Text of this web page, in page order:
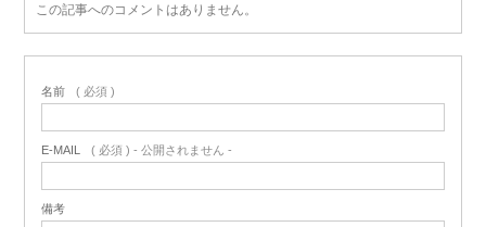
この記事へのコメントはありません。
名前 ( 必須 )
E-MAIL ( 必須 ) - 公開されません -
備考